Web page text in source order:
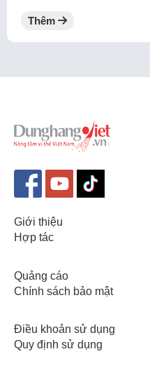
Thêm
Giới thiệu
Hợp tác
Quảng cáo
Chính sách bảo mật
Điều khoản sử dụng
Quy định sử dụng